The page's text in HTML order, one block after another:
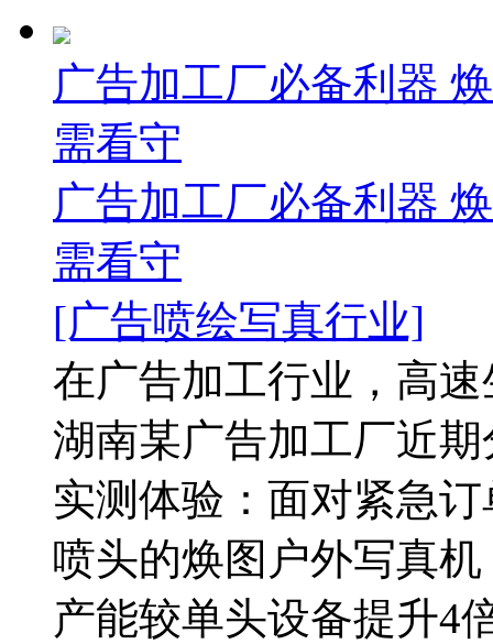
广告加工厂必备利器
需看守
广告加工厂必备利器
需看守
[广告喷绘写真行业]
在广告加工行业，高
湖南某广告加工厂近
实测体验：面对紧急
喷头的焕图户外写真
产能较单头设备提升4